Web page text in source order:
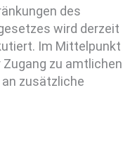
des
wird derzeit
Im Mittelpunkt
Zugang zu amtlichen
zusätzliche